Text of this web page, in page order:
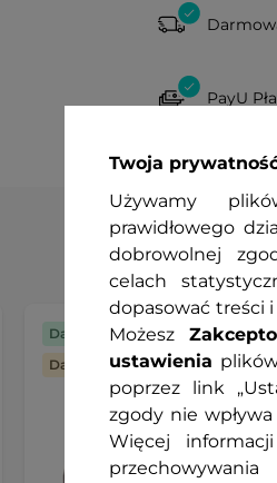
PayU
Darmowa dostawa
Prezent
Darmowa wymiana rozmiaru
Twoja
Używamy
prawidłowego
dobrowolnej
celach
dopasować treści
Możesz
ustawienia
poprzez link
zgody nie
Więcej